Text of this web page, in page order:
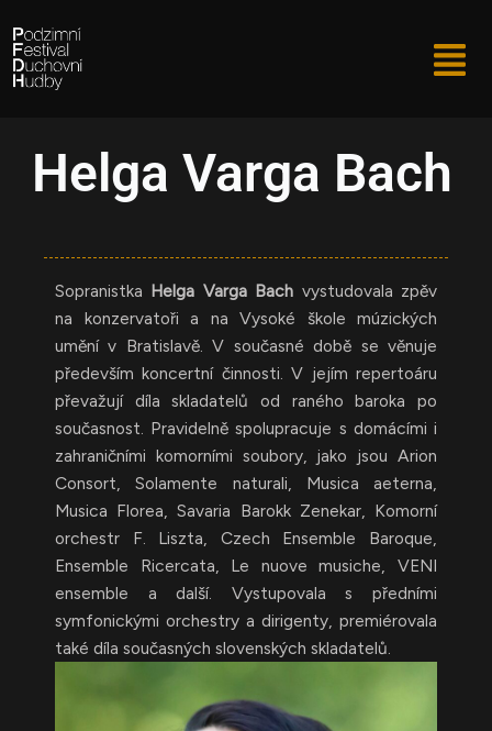
na
obsah
Menu
Helga Varga Bach
Sopranistka Helga Varga Bach vystudovala zpěv
na konzervatoři a na Vysoké škole múzických
umění v Bratislavě. V současné době se věnuje
především koncertní činnosti. V jejím repertoáru
převažují díla skladatelů od raného baroka po
současnost. Pravidelně spolupracuje s domácími i
zahraničními komorními soubory, jako jsou Arion
Consort, Solamente naturali, Musica aeterna,
Musica Florea, Savaria Barokk Zenekar, Komorní
orchestr F. Liszta, Czech Ensemble Baroque,
Ensemble Ricercata, Le nuove musiche, VENI
ensemble a další. Vystupovala s předními
symfonickými orchestry a dirigenty, premiérovala
také díla současných slovenských skladatelů.